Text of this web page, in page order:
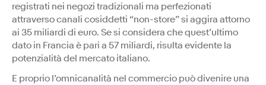
registrati nei negozi tradizionali ma perfezionati
attraverso canali cosiddetti “non-store” si aggira attorno
ai 35 miliardi di euro. Se si considera che quest’ultimo
dato in Francia è pari a 57 miliardi, risulta evidente la
potenzialità del mercato italiano.
E proprio l’omnicanalità nel commercio può divenire una